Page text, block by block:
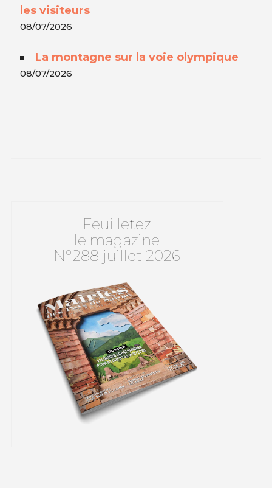
les visiteurs
08/07/2026
La montagne sur la voie olympique
08/07/2026
Feuilletez
le magazine
N°288 juillet 2026